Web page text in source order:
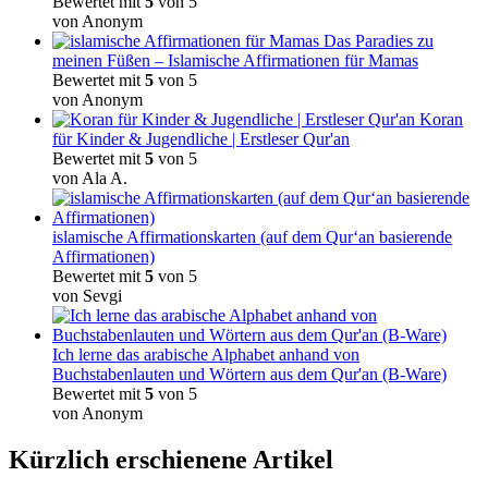
von Anonym
Das Paradies zu
meinen Füßen – Islamische Affirmationen für Mamas
Bewertet mit 5 von 5
von Anonym
Koran
für Kinder & Jugendliche | Erstleser Qur'an
Bewertet mit 5 von 5
von Ala A.
islamische Affirmationskarten (auf dem Qur‘an basierende
Affirmationen)
Bewertet mit 5 von 5
von Sevgi
Ich lerne das arabische Alphabet anhand von
Buchstabenlauten und Wörtern aus dem Qur'an (B-Ware)
Bewertet mit 5 von 5
von Anonym
Kürzlich erschienene Artikel